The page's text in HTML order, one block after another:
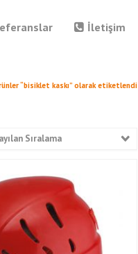
İletişim
“bisiklet kaskı” olarak etiketlendi
Sıralama